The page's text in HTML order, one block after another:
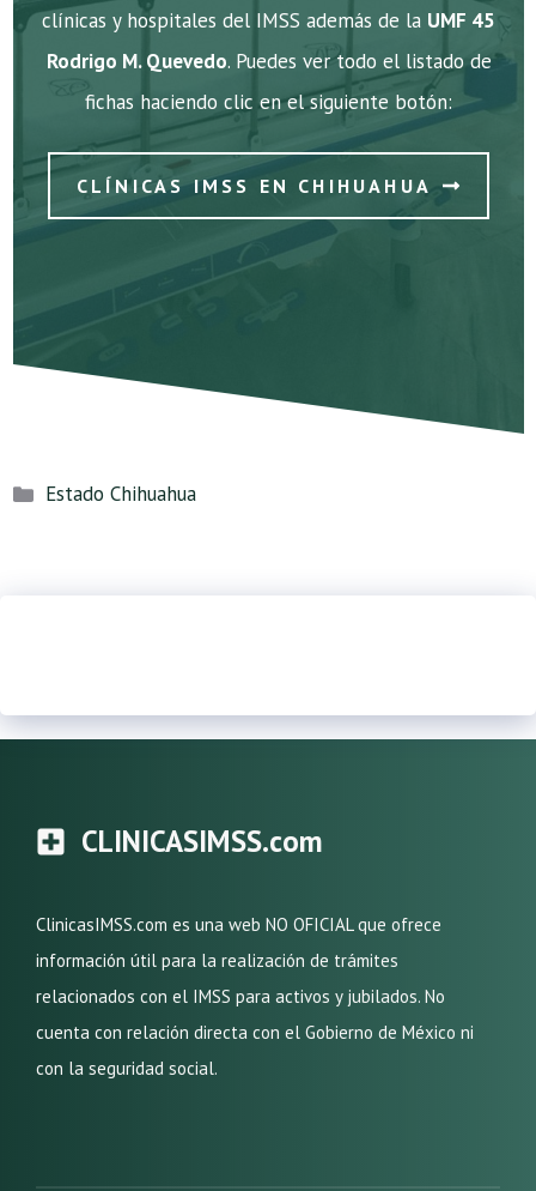
clínicas y hospitales del IMSS además de la UMF 45
Rodrigo M. Quevedo. Puedes ver todo el listado de
fichas haciendo clic en el siguiente botón:
CLÍNICAS IMSS EN CHIHUAHUA
Categorías
Estado Chihuahua
CLINICASIMSS.com
ClinicasIMSS.com es una web NO OFICIAL que ofrece
información útil para la realización de trámites
relacionados con el IMSS para activos y jubilados. No
cuenta con relación directa con el Gobierno de México ni
con la seguridad social.